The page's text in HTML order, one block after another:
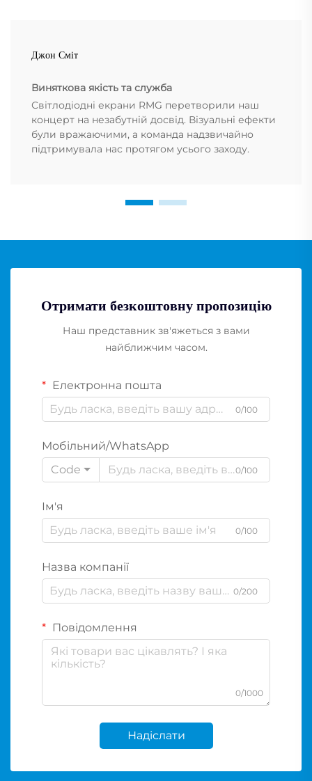
Джон Сміт
Виняткова якість та служба
Світлодіодні екрани RMG перетворили наш
концерт на незабутній досвід. Візуальні ефекти
були вражаючими, а команда надзвичайно
підтримувала нас протягом усього заходу.
Отримати безкоштовну пропозицію
Наш представник зв'яжеться з вами
найближчим часом.
Електронна пошта
0/100
Мобільний/WhatsApp
Code
0/100
Ім'я
0/100
Назва компанії
0/200
Повідомлення
0/1000
Надіслати